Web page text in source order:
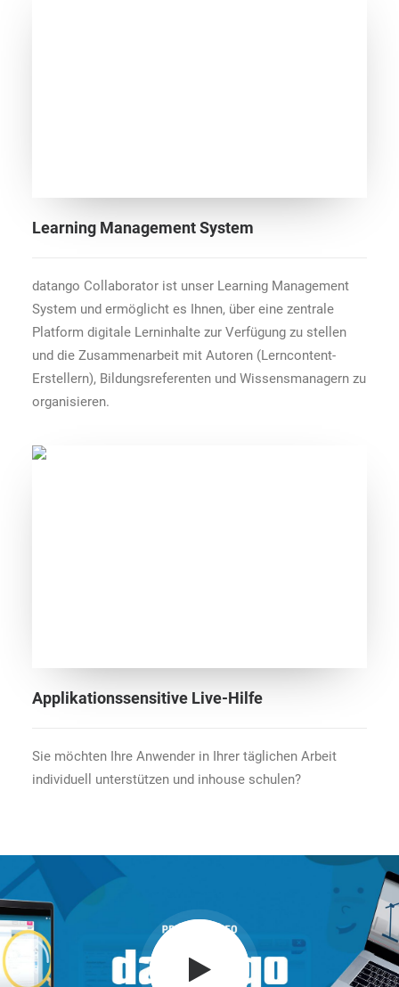
Learning Management System
datango Collaborator ist unser Learning Management
System und ermöglicht es Ihnen, über eine zentrale
Platform digitale Lerninhalte zur Verfügung zu stellen
und die Zusammenarbeit mit Autoren (Lerncontent-
Erstellern), Bildungsreferenten und Wissensmanagern zu
organisieren.
Applikationssensitive Live-Hilfe
Sie möchten Ihre Anwender in Ihrer täglichen Arbeit
individuell unterstützen und inhouse schulen?